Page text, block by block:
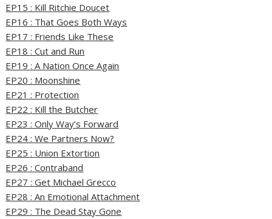
EP15 : Kill Ritchie Doucet
EP16 : That Goes Both Ways
EP17 : Friends Like These
EP18 : Cut and Run
EP19 : A Nation Once Again
EP20 : Moonshine
EP21 : Protection
EP22 : Kill the Butcher
EP23 : Only Way’s Forward
EP24 : We Partners Now?
EP25 : Union Extortion
EP26 : Contraband
EP27 : Get Michael Grecco
EP28 : An Emotional Attachment
EP29 : The Dead Stay Gone